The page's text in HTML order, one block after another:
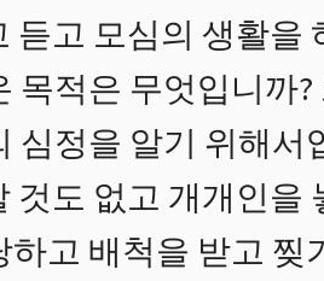
듣고 모심의 생활을
목적은 무엇입니까
심정을 알기 위해서
것도 없고 개개인
고 배척을 받고